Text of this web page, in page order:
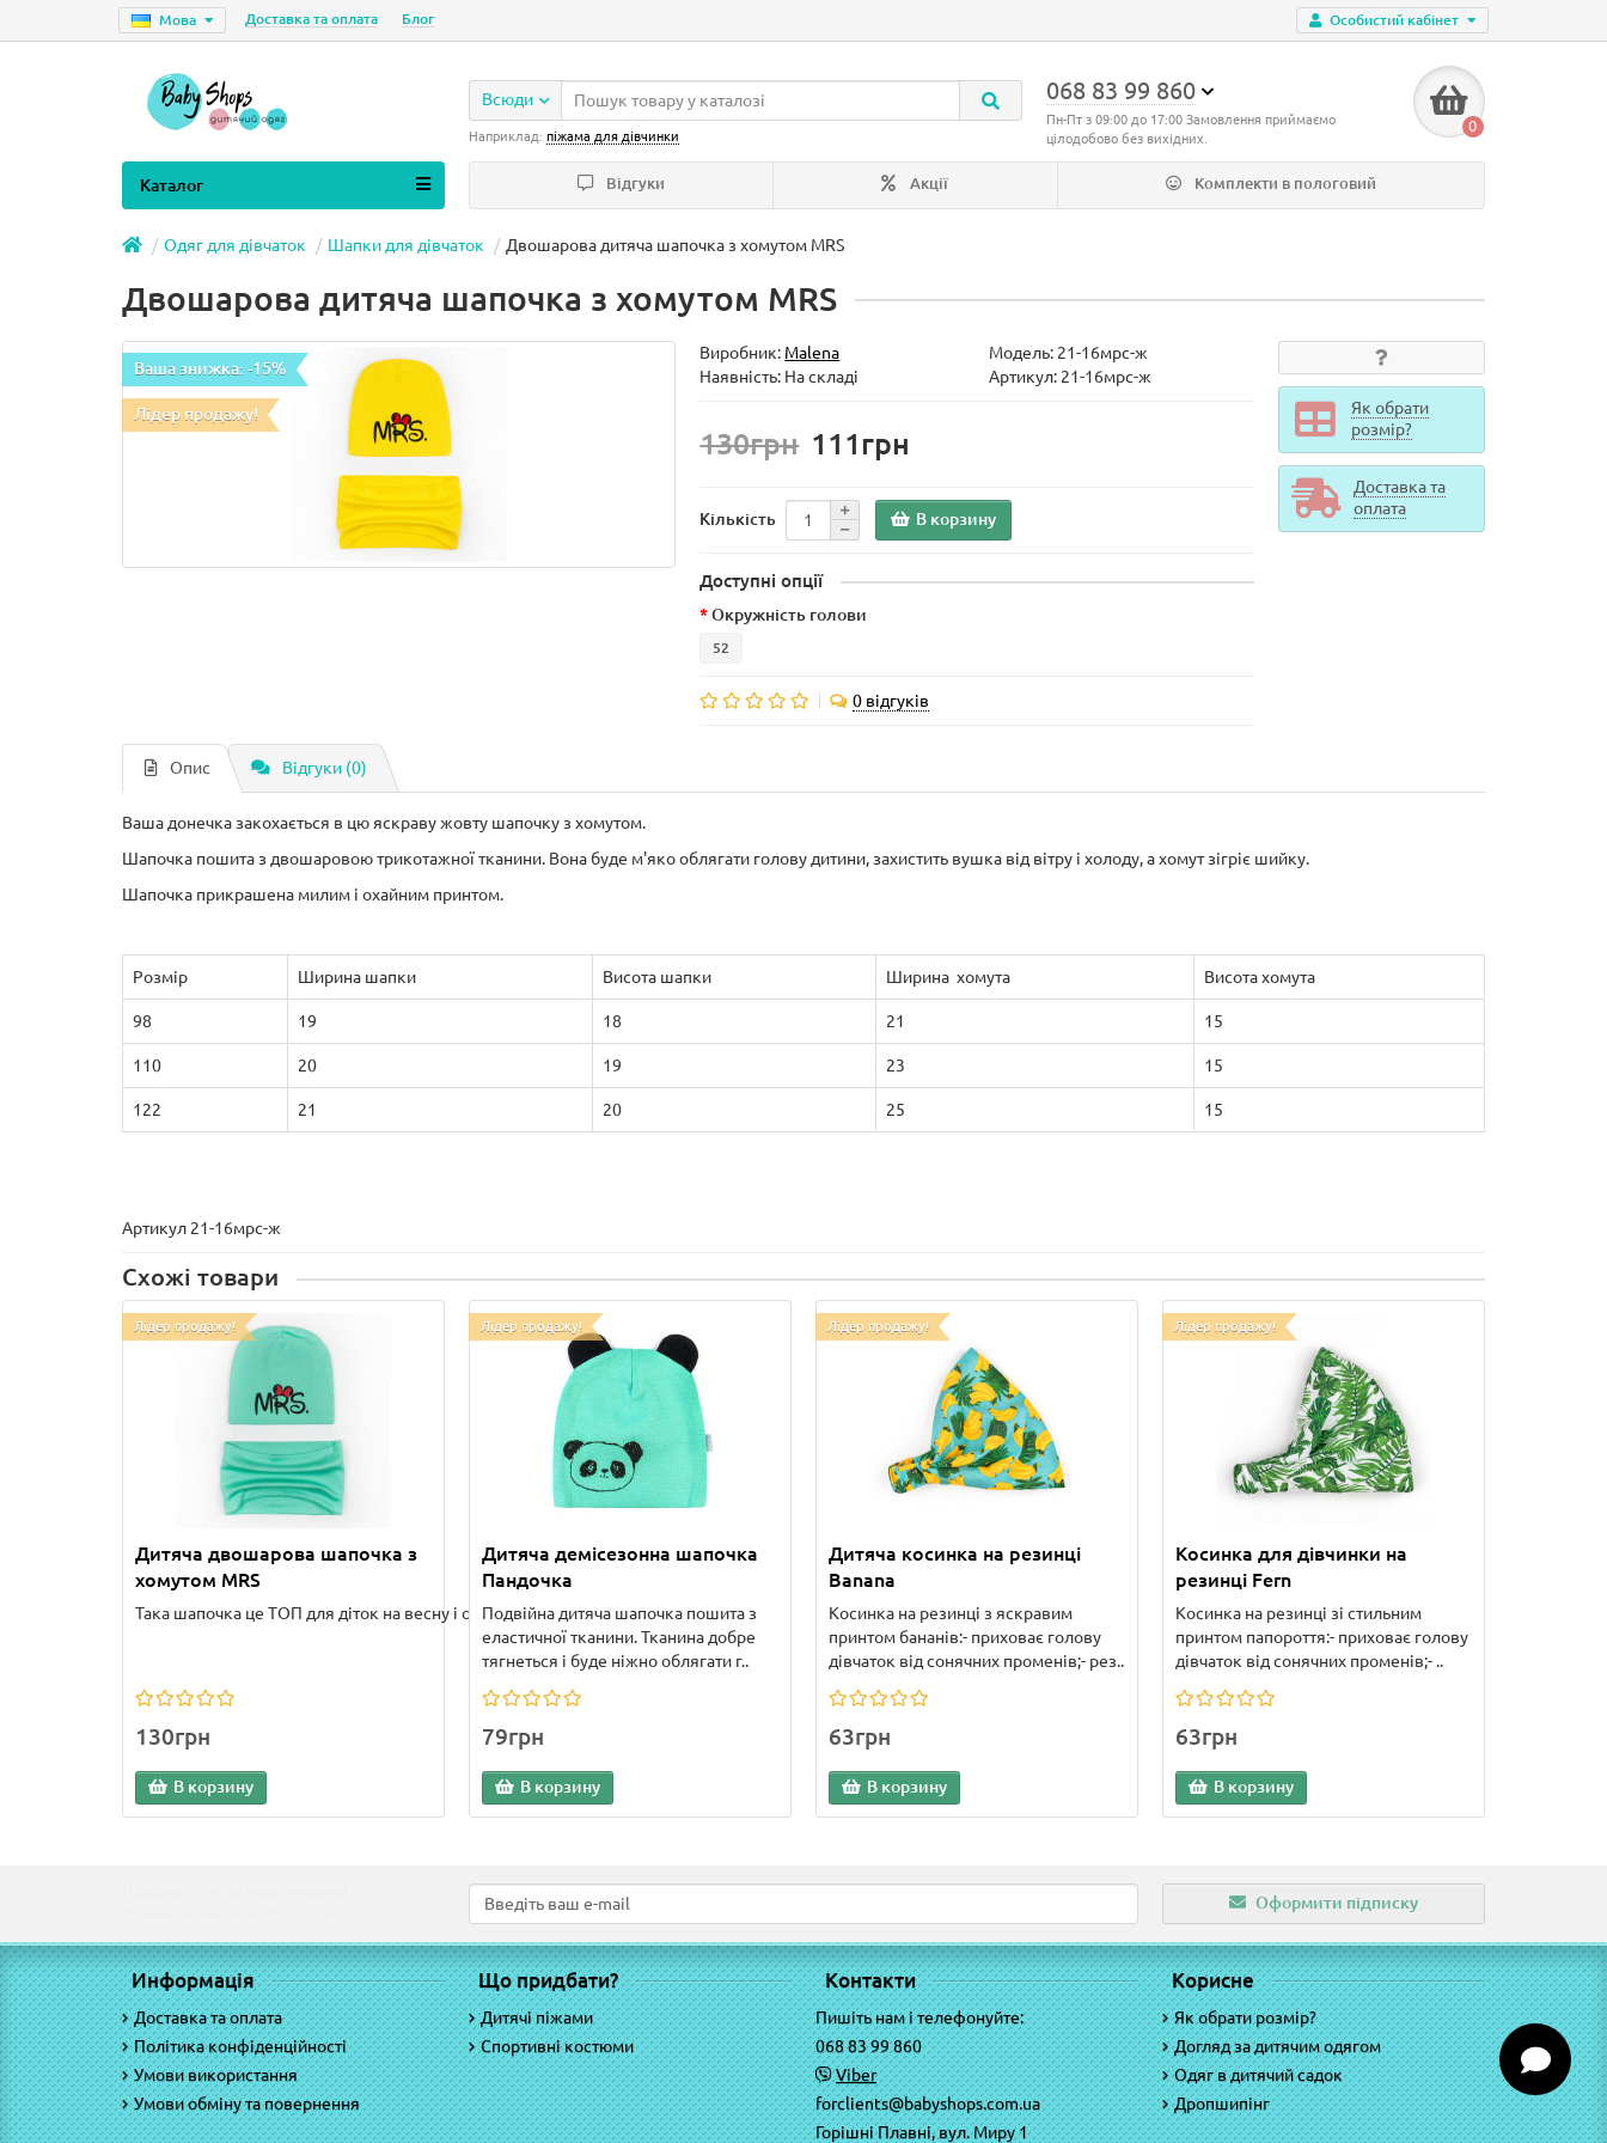
Особистий кабінет
Мова Доставка та оплата Блог
068 83 99 860
Пн-Пт з 09:00 до 17:00 Замовлення приймаємо
цілодобово без вихідних.
0
Всюди
Наприклад: піжама для дівчинки
Відгуки Акції Комплекти в пологовий
Каталог
Одяг для дівчаток Шапки для дівчаток Двошарова дитяча шапочка з хомутом MRS
Двошарова дитяча шапочка з хомутом MRS
Ваша знижка: -15%
Лідер продажу!
Виробник: Malena Модель: 21-16мрс-ж
Наявність: На складі
Артикул: 21-16мрс-ж
130грн 111грн
Кількість В корзину
Доступні опції
Окружність голови
52
0 відгуків
Як обрати
розмір?
Доставка та
оплата
Опис Відгуки (0)
Ваша донечка закохається в цю яскравужовту шапочку з хомутом.
Шапочка пошита з двошаровоютрикотажноїтканини. Вона буде м'якооблягати голову дитини, захистить вушка від вітру і холоду,ахомут зігріє шийку.
Шапочка прикрашена милим і охайним принтом.
Розмір Ширина шапки Висота шапки Ширина хомута Висота хомута
98 19 18 21 15
110 20 19 23 15
122 21 20 25 15
Артикул 21-16мрс-ж
Схожі товари
Лідер продажу!
Дитяча двошарова шапочка з
хомутом MRS
Така шапочка це ТОП для діток на весну і осінь. Во..
130грн
В корзину
Лідер продажу!
Дитяча демісезонна шапочка
Пандочка
Подвійна дитяча шапочка пошита з
еластичної тканини. Тканина добре
тягнеться і буде ніжно облягати г..
79грн
В корзину
Лідер продажу!
Дитяча косинка на резинці
Banana
Косинка на резинці з яскравим
принтом бананів:- приховає голову
дівчаток від сонячних променів;- рез..
63грн
В корзину
Лідер продажу!
Косинка для дівчинки на
резинці Fern
Косинка на резинці зі стильним
принтом папороття:- приховає голову
дівчаток від сонячних променів;- ..
63грн
В корзину
Оформити підписку
Информація
Доставка та оплата
Політика конфіденційності
Умови використання
Умови обміну та повернення
Що придбати?
Дитячі піжами
Спортивні костюми
Контакти
Пишіть нам і телефонуйте:
068 83 99 860
Viber
forclients@babyshops.com.ua
Горішні Плавні, вул. Миру 1
Корисне
Як обрати розмір?
Догляд за дитячим одягом
Одяг в дитячий садок
Дропшипінг